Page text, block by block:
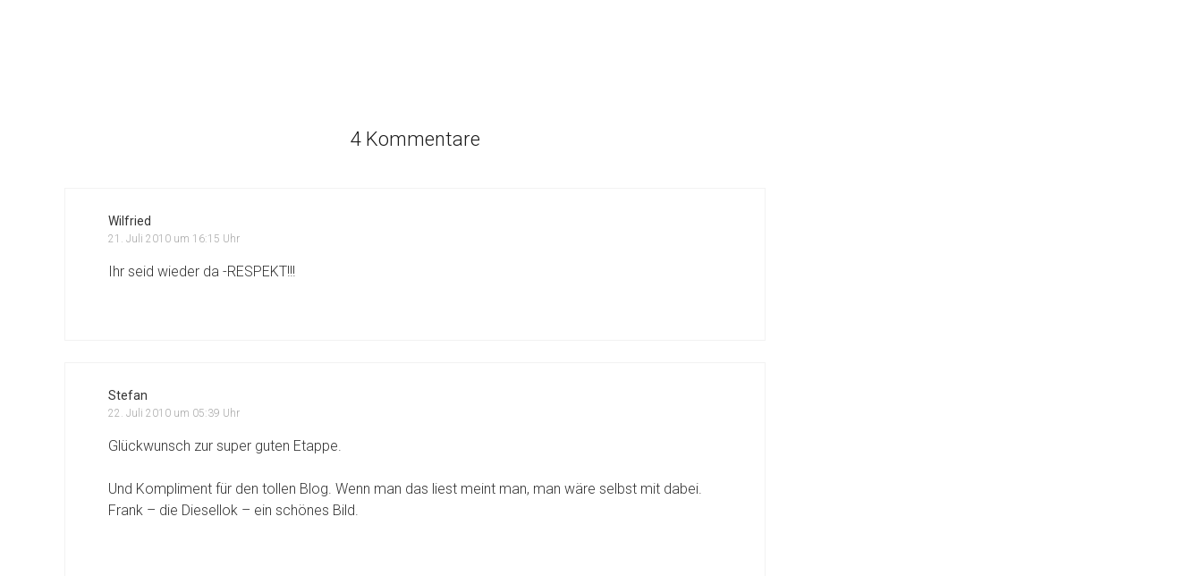
4 Kommentare
Wilfried
21. Juli 2010 um 16:15 Uhr
Ihr seid wieder da -RESPEKT!!!
Stefan
22. Juli 2010 um 05:39 Uhr
Glückwunsch zur super guten Etappe.
Und Kompliment für den tollen Blog. Wenn man das liest meint man, man wäre selbst mit dabei.
Frank – die Diesellok – ein schönes Bild.